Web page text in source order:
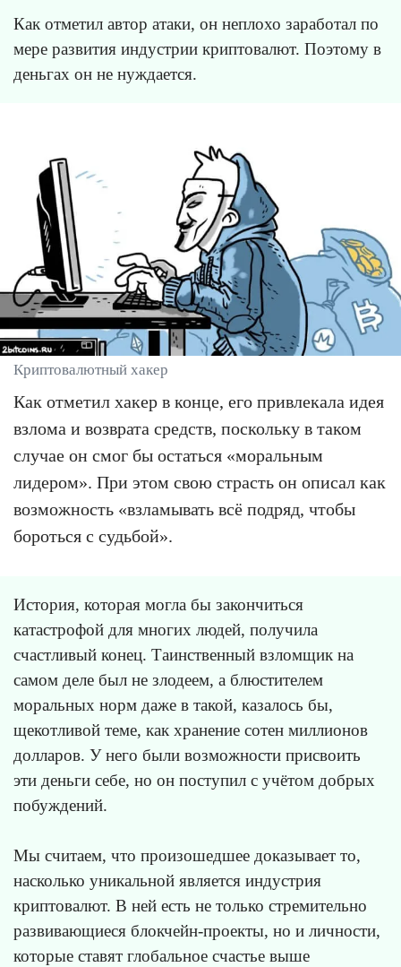
Как отметил автор атаки, он неплохо заработал по
мере развития индустрии криптовалют. Поэтому в
деньгах он не нуждается.
Криптовалютный хакер
Как отметил хакер в конце, его привлекала идея
взлома и возврата средств, поскольку в таком
случае он смог бы остаться «моральным
лидером». При этом свою страсть он описал как
возможность «взламывать всё подряд, чтобы
бороться с судьбой».
История, которая могла бы закончиться
катастрофой для многих людей, получила
счастливый конец. Таинственный взломщик на
самом деле был не злодеем, а блюстителем
моральных норм даже в такой, казалось бы,
щекотливой теме, как хранение сотен миллионов
долларов. У него были возможности присвоить
эти деньги себе, но он поступил с учётом добрых
побуждений.
Мы считаем, что произошедшее доказывает то,
насколько уникальной является индустрия
криптовалют. В ней есть не только стремительно
развивающиеся блокчейн-проекты, но и личности,
которые ставят глобальное счастье выше